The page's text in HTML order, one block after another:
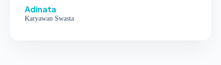
Adinata
Karyawan Swasta